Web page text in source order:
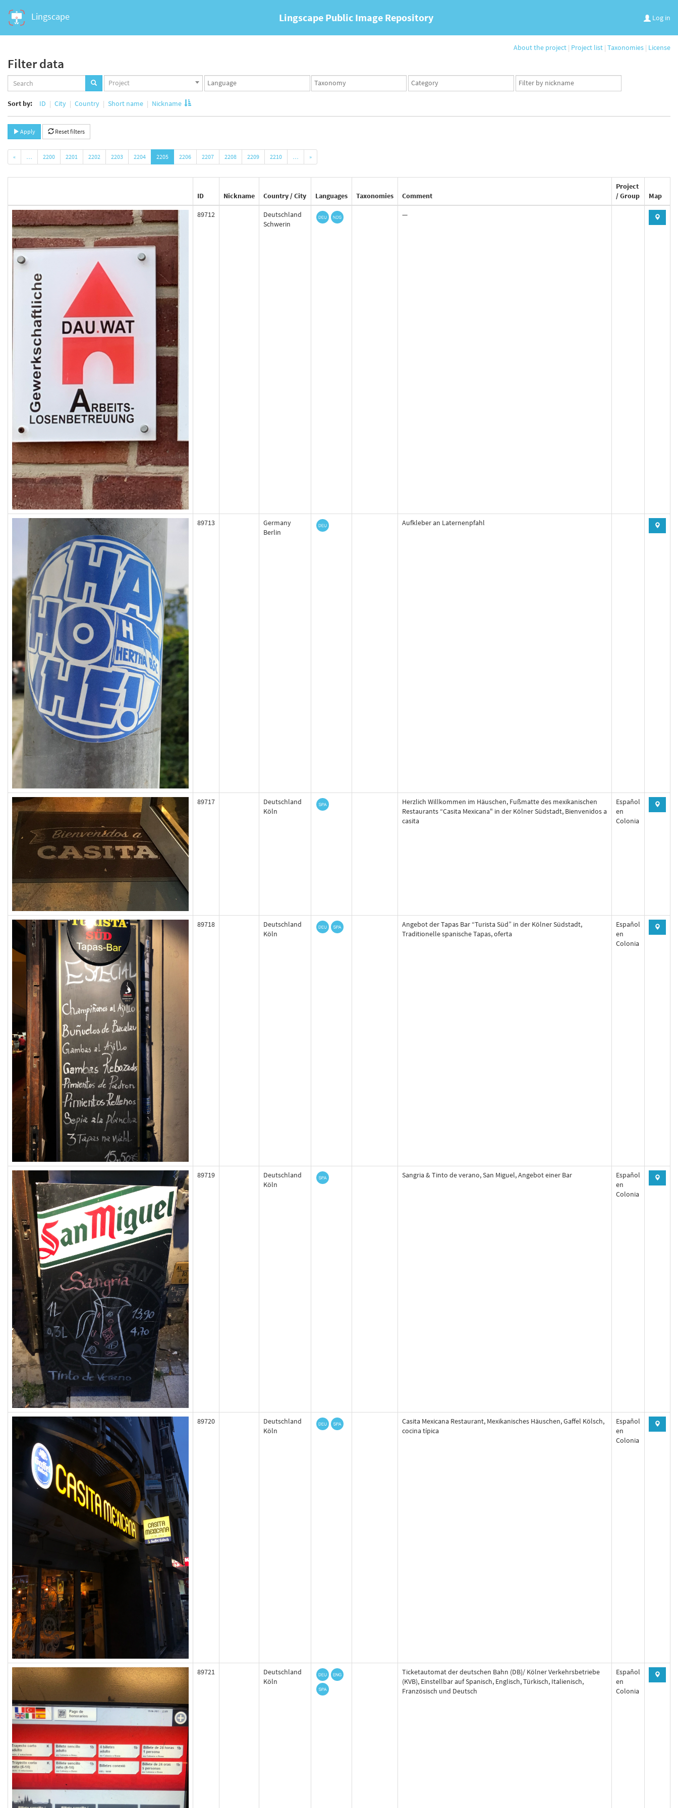
Lingscape Log in
Lingscape Public Image Repository
About the project | Project list | Taxonomies | License
Filter data
Projects
set
Project
Languages
set
Taxonomy
set
Taxonomy
term
App
user
Sort by: ID City Country Short name Nickname
Apply Reset filters
« … 2200 2201 2202 2203 2204 2205 2206 2207 2208 2209 2210 … »
ID Nickname Country / City Languages Taxonomies Comment
Project
/ Group
Map
89712
Deutschland
Schwerin
—
89713
Germany
Berlin
Aufkleber an Laternenpfahl
89717
Deutschland
Köln
Herzlich Willkommen im Häuschen, Fußmatte des mexikanischen
Restaurants “Casita Mexicana" in der Kölner Südstadt, Bienvenidos a
casita
Español
en
Colonia
89718
Deutschland
Köln
Angebot der Tapas Bar “Turista Süd” in der Kölner Südstadt,
Traditionelle spanische Tapas, oferta
Español
en
Colonia
89719
Deutschland
Köln
Sangria & Tinto de verano, San Miguel, Angebot einer Bar
Español
en
Colonia
89720
Deutschland
Köln
Casita Mexicana Restaurant, Mexikanisches Häuschen, Gaffel Kölsch,
cocina típica
Español
en
Colonia
89721
Deutschland
Köln
Ticketautomat der deutschen Bahn (DB)/ Kölner Verkehrsbetriebe
(KVB), Einstellbar auf Spanisch, Englisch, Türkisch, Italienisch,
Französisch und Deutsch
Español
en
Colonia